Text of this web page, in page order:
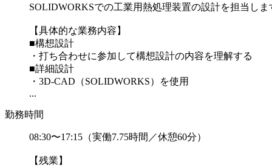
SOLIDWORKSでの工業用熱処理装置の設計を担当しま
【具体的な業務内容】
■構想設計
・打ち合わせに参加して構想設計の内容を理解する
■詳細設計
・3D-CAD（SOLIDWORKS）を使用
...
勤務時間
08:30〜17:15（実働7.75時間／休憩60分）
【残業】